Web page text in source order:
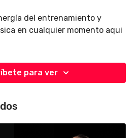
del entrenamiento y
en cualquier momento aqui
playlist/
5hQ&pi=GEyODpi0TlCLC
para ver